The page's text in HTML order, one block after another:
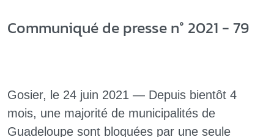
Communiqué de presse n° 2021 - 79
Gosier, le 24 juin 2021 — Depuis bientôt 4
mois, une majorité de municipalités de
Guadeloupe sont bloquées par une seule